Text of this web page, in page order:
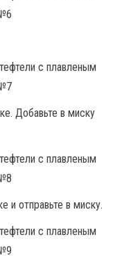
Добавьте в миску
и отправьте в миску.